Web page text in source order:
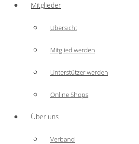
Mitglieder
Übersicht
Mitglied werden
Unterstützer werden
Online Shops
Über uns
Verband